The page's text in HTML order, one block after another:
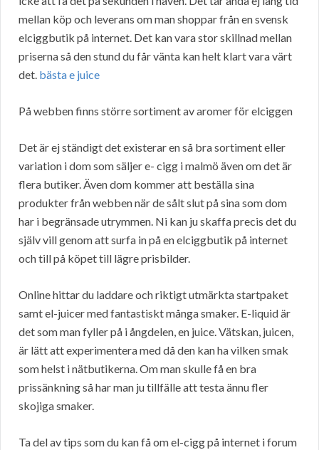
mellan köp och leverans om man shoppar från en svensk
elciggbutik på internet. Det kan vara stor skillnad mellan
priserna så den stund du får vänta kan helt klart vara värt
det. bästa e juice
På webben finns större sortiment av aromer för elciggen
Det är ej ständigt det existerar en så bra sortiment eller
variation i dom som säljer e- cigg i malmö även om det är
flera butiker. Även dom kommer att beställa sina
produkter från webben när de sålt slut på sina som dom
har i begränsade utrymmen. Ni kan ju skaffa precis det du
själv vill genom att surfa in på en elciggbutik på internet
och till på köpet till lägre prisbilder.
Online hittar du laddare och riktigt utmärkta startpaket
samt el-juicer med fantastiskt många smaker. E-liquid är
det som man fyller på i ångdelen, en juice. Vätskan, juicen,
är lätt att experimentera med då den kan ha vilken smak
som helst i nätbutikerna. Om man skulle få en bra
prissänkning så har man ju tillfälle att testa ännu fler
skojiga smaker.
Ta del av tips som du kan få om el-cigg på internet i forum